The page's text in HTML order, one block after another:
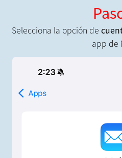
Selecciona la opción de
app de